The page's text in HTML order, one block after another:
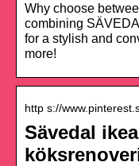
Why choose
combining
for a stylish and
more!
http s://
Sävedal